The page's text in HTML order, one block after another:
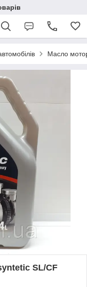
Масло
SL/CF